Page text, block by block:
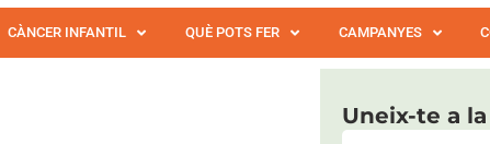
CÀNCER INFANTIL QUÈ POTS FER CAMPANYES
Uneix-te a